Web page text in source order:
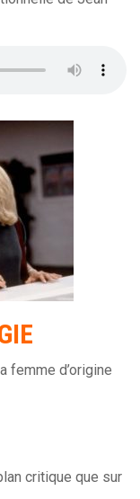
femme d’origine
critique que sur